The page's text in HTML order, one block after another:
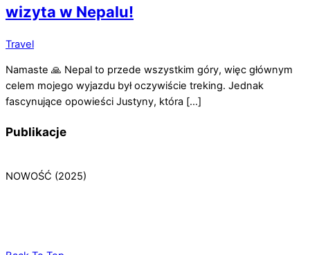
wizyta w Nepalu!
Travel
Namaste 🙏 Nepal to przede wszystkim góry, więc głównym
celem mojego wyjazdu był oczywiście treking. Jednak
fascynujące opowieści Justyny, która […]
Publikacje
NOWOŚĆ (2025)